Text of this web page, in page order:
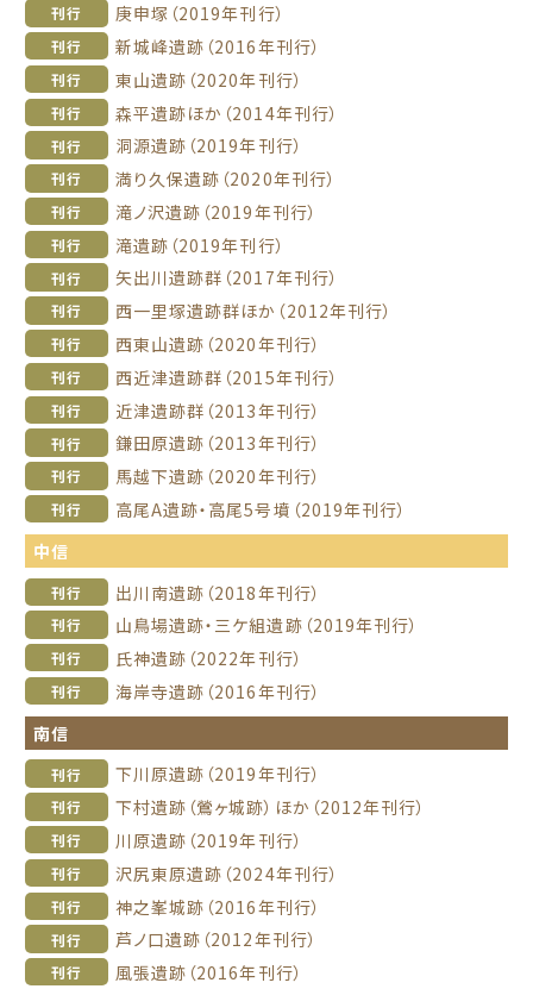
刊行 庚申塚（2019年刊行）
刊行 新城峰遺跡（2016年刊行）
刊行 東山遺跡（2020年刊行）
刊行 森平遺跡ほか（2014年刊行）
刊行 洞源遺跡（2019年刊行）
刊行 満り久保遺跡（2020年刊行）
刊行 滝ノ沢遺跡（2019年刊行）
刊行 滝遺跡（2019年刊行）
刊行 矢出川遺跡群（2017年刊行）
刊行 西一里塚遺跡群ほか（2012年刊行）
刊行 西東山遺跡（2020年刊行）
刊行 西近津遺跡群（2015年刊行）
刊行 近津遺跡群（2013年刊行）
刊行 鎌田原遺跡（2013年刊行）
刊行 馬越下遺跡（2020年刊行）
刊行
高尾A遺跡・高尾5号墳（2019年刊行）
中信
刊行 出川南遺跡（2018年刊行）
刊行 山鳥場遺跡・三ケ組遺跡（2019年刊行）
刊行 氏神遺跡（2022年刊行）
刊行
海岸寺遺跡（2016年刊行）
南信
刊行 下川原遺跡（2019年刊行）
刊行 下村遺跡（鶯ヶ城跡）ほか（2012年刊行）
刊行 川原遺跡（2019年刊行）
刊行 沢尻東原遺跡（2024年刊行）
刊行 神之峯城跡（2016年刊行）
刊行 芦ノ口遺跡（2012年刊行）
刊行 風張遺跡（2016年刊行）